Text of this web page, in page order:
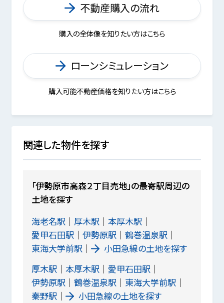
不動産購入の流れ
購入の全体像を知りたい方はこちら
ローンシミュレーション
購入可能不動産価格を知りたい方はこちら
関連した物件を探す
「伊勢原市高森２丁目売地」の最寄駅周辺の
土地を探す
海老名駅
厚木駅
本厚木駅
愛甲石田駅
伊勢原駅
鶴巻温泉駅
東海大学前駅
小田急線の土地を探す
厚木駅
本厚木駅
愛甲石田駅
伊勢原駅
鶴巻温泉駅
東海大学前駅
秦野駅
小田急線の土地を探す